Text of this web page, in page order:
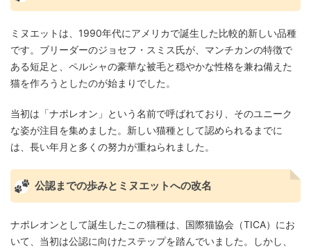
ミヌエットは、1990年代にアメリカで誕生した比較的新しい品種
です。ブリーダーのジョセフ・スミス氏が、マンチカンの特徴で
ある短足と、ペルシャの豪華な被毛と穏やかな性格を兼ね備えた
猫を作ろうとしたのが始まりでした。
当初は「ナポレオン」という名前で呼ばれており、そのユニーク
な姿が注目を集めました。新しい猫種として認められるまでに
は、長い年月と多くの努力が重ねられました。
公認までの歩みとミヌエットへの改名
ナポレオンとして誕生したこの猫種は、国際猫協会（TICA）にお
いて、当初は公認に向けたステップを踏んでいました。しかし、